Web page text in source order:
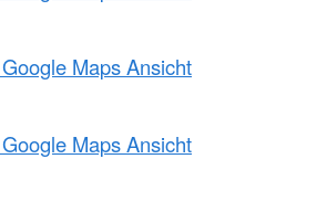
Maps Ansicht
Maps Ansicht